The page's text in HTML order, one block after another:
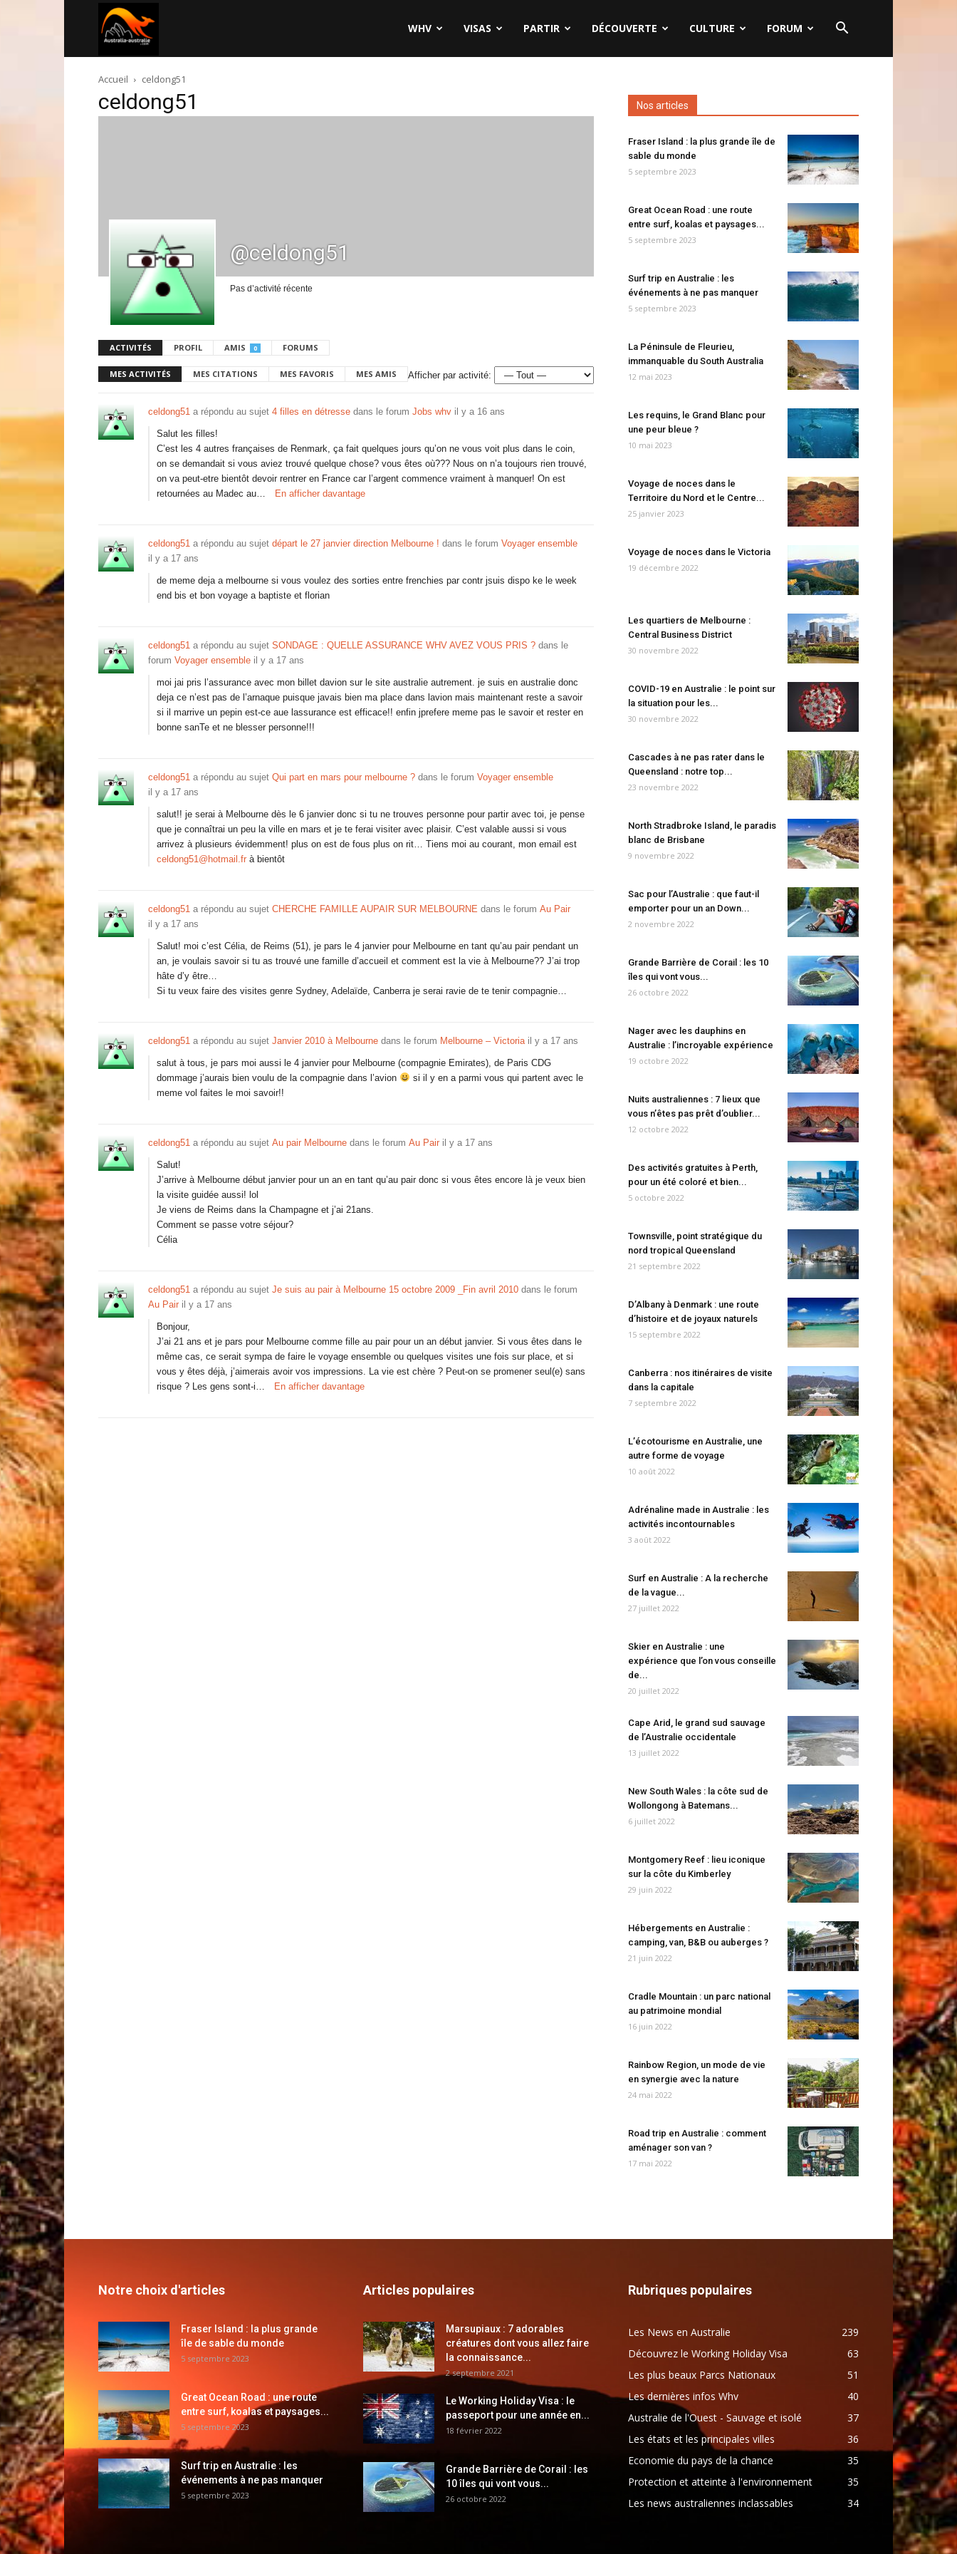
australie.com
WHV VISAS PARTIR DÉCOUVERTE CULTURE FORUM
Accueil celdong51
celdong51
@celdong51
Pas d’activité récente
ACTIVITÉS PROFIL AMIS 0 FORUMS
MES ACTIVITÉS MES CITATIONS MES FAVORIS MES AMIS Afficher par activité:
celdong51 a répondu au sujet 4 filles en détresse dans le forum Jobs whv il y a 16 ans
Salut les filles!
C’est les 4 autres françaises de Renmark, ça fait quelques jours qu’on ne vous voit plus dans le coin,
on se demandait si vous aviez trouvé quelque chose? vous êtes où??? Nous on n’a toujours rien trouvé,
on va peut-etre bientôt devoir rentrer en France car l’argent commence vraiment à manquer! On est
retournées au Madec au…
En afficher davantage
celdong51 a répondu au sujet départ le 27 janvier direction Melbourne ! dans le forum Voyager ensemble
il y a 17 ans
de meme deja a melbourne si vous voulez des sorties entre frenchies par contr jsuis dispo ke le week
end bis et bon voyage a baptiste et florian
celdong51 a répondu au sujet SONDAGE : QUELLE ASSURANCE WHV AVEZ VOUS PRIS ? dans le
forum Voyager ensemble il y a 17 ans
moi jai pris l’assurance avec mon billet davion sur le site australie autrement. je suis en australie donc
deja ce n’est pas de l’arnaque puisque javais bien ma place dans lavion mais maintenant reste a savoir
si il marrive un pepin est-ce aue lassurance est efficace!! enfin jprefere meme pas le savoir et rester en
bonne sanTe et ne blesser personne!!!
celdong51 a répondu au sujet Qui part en mars pour melbourne ? dans le forum Voyager ensemble
il y a 17 ans
salut!! je serai à Melbourne dès le 6 janvier donc si tu ne trouves personne pour partir avec toi, je pense
que je connaîtrai un peu la ville en mars et je te ferai visiter avec plaisir. C’est valable aussi si vous
arrivez à plusieurs évidemment! plus on est de fous plus on rit… Tiens moi au courant, mon email est
celdong51@hotmail.fr à bientôt
celdong51 a répondu au sujet CHERCHE FAMILLE AUPAIR SUR MELBOURNE dans le forum Au Pair
il y a 17 ans
Salut! moi c’est Célia, de Reims (51), je pars le 4 janvier pour Melbourne en tant qu’au pair pendant un
an, je voulais savoir si tu as trouvé une famille d’accueil et comment est la vie à Melbourne?? J’ai trop
hâte d’y être…
Si tu veux faire des visites genre Sydney, Adelaïde, Canberra je serai ravie de te tenir compagnie…
celdong51 a répondu au sujet Janvier 2010 à Melbourne dans le forum Melbourne – Victoria il y a 17 ans
salut à tous, je pars moi aussi le 4 janvier pour Melbourne (compagnie Emirates), de Paris CDG
dommage j’aurais bien voulu de la compagnie dans l’avion
si il y en a parmi vous qui partent avec le
meme vol faites le moi savoir!!
celdong51 a répondu au sujet Au pair Melbourne dans le forum Au Pair il y a 17 ans
Salut!
J’arrive à Melbourne début janvier pour un an en tant qu’au pair donc si vous êtes encore là je veux bien
la visite guidée aussi! lol
Je viens de Reims dans la Champagne et j’ai 21ans.
Comment se passe votre séjour?
Célia
celdong51 a répondu au sujet Je suis au pair à Melbourne 15 octobre 2009 _Fin avril 2010 dans le forum
Au Pair il y a 17 ans
Bonjour,
J’ai 21 ans et je pars pour Melbourne comme fille au pair pour un an début janvier. Si vous êtes dans le
même cas, ce serait sympa de faire le voyage ensemble ou quelques visites une fois sur place, et si
vous y êtes déjà, j’aimerais avoir vos impressions. La vie est chère ? Peut-on se promener seul(e) sans
risque ? Les gens sont-i…
En afficher davantage
Nos articles
Fraser Island : la plus grande île de
sable du monde
5 septembre 2023
Great Ocean Road : une route
entre surf, koalas et paysages...
5 septembre 2023
Surf trip en Australie : les
événements à ne pas manquer
5 septembre 2023
La Péninsule de Fleurieu,
immanquable du South Australia
12 mai 2023
Les requins, le Grand Blanc pour
une peur bleue ?
10 mai 2023
Voyage de noces dans le
Territoire du Nord et le Centre...
25 janvier 2023
Voyage de noces dans le Victoria
19 décembre 2022
Les quartiers de Melbourne :
Central Business District
30 novembre 2022
COVID-19 en Australie : le point sur
la situation pour les...
30 novembre 2022
Cascades à ne pas rater dans le
Queensland : notre top...
23 novembre 2022
North Stradbroke Island, le paradis
blanc de Brisbane
9 novembre 2022
Sac pour l’Australie : que faut-il
emporter pour un an Down...
2 novembre 2022
Grande Barrière de Corail : les 10
îles qui vont vous...
26 octobre 2022
Nager avec les dauphins en
Australie : l’incroyable expérience
19 octobre 2022
Nuits australiennes : 7 lieux que
vous n’êtes pas prêt d’oublier...
12 octobre 2022
Des activités gratuites à Perth,
pour un été coloré et bien...
5 octobre 2022
Townsville, point stratégique du
nord tropical Queensland
21 septembre 2022
D’Albany à Denmark : une route
d’histoire et de joyaux naturels
15 septembre 2022
Canberra : nos itinéraires de visite
dans la capitale
7 septembre 2022
L’écotourisme en Australie, une
autre forme de voyage
10 août 2022
Adrénaline made in Australie : les
activités incontournables
3 août 2022
Surf en Australie : A la recherche
de la vague...
27 juillet 2022
Skier en Australie : une
expérience que l’on vous conseille
de...
20 juillet 2022
Cape Arid, le grand sud sauvage
de l’Australie occidentale
13 juillet 2022
New South Wales : la côte sud de
Wollongong à Batemans...
6 juillet 2022
Montgomery Reef : lieu iconique
sur la côte du Kimberley
29 juin 2022
Hébergements en Australie :
camping, van, B&B ou auberges ?
21 juin 2022
Cradle Mountain : un parc national
au patrimoine mondial
16 juin 2022
Rainbow Region, un mode de vie
en synergie avec la nature
24 mai 2022
Road trip en Australie : comment
aménager son van ?
17 mai 2022
Notre choix d'articles
Fraser Island : la plus grande
île de sable du monde
5 septembre 2023
Great Ocean Road : une route
entre surf, koalas et paysages...
5 septembre 2023
Surf trip en Australie : les
événements à ne pas manquer
5 septembre 2023
Articles populaires
Marsupiaux : 7 adorables
créatures dont vous allez faire
la connaissance...
2 septembre 2021
Le Working Holiday Visa : le
passeport pour une année en...
18 février 2022
Grande Barrière de Corail : les
10 îles qui vont vous...
26 octobre 2022
Rubriques populaires
Les News en Australie
239
Découvrez le Working Holiday Visa
63
Les plus beaux Parcs Nationaux
51
Les dernières infos Whv
40
Australie de l'Ouest - Sauvage et isolé
37
Les états et les principales villes
36
Economie du pays de la chance
35
Protection et atteinte à l'environnement
35
Les news australiennes inclassables
34